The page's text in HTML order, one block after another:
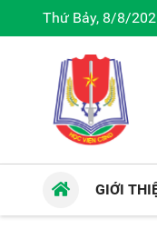
Thứ Bảy, 8/8/
GIỚI